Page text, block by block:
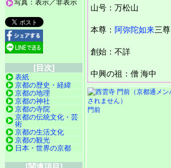
山号：万松山
本尊： 阿弥陀如来三尊
創始：不詳
中興の祖：僧 海中
門前
写真：表示／非表示
[目次]
表紙
京都の歴史・経緯
京都の地理
京都の神社
京都の寺院
京都の伝統文化・芸
術
京都の生活文化
京都の観光
日本・世界の京都